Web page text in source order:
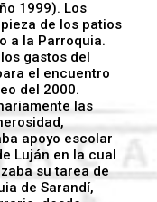
1999). Los
de los patios
a la Parroquia.
gastos del
el encuentro
del 2000.
las
apoyo escolar
Luján en la cual
su tarea de
de Sarandí,